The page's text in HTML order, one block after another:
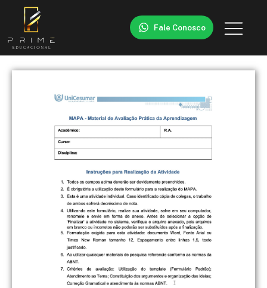
Fale Conosco